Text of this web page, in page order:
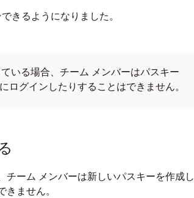
を追加］をタップします。
きるようになりました。
いる場合、チーム メンバーはパスキー
グインしたりすることはできません。
ーム メンバーは新しいパスキーを作成し
ません。